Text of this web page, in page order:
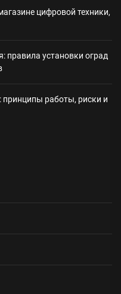
цифровой техники,
правила установки оград
работы, риски и